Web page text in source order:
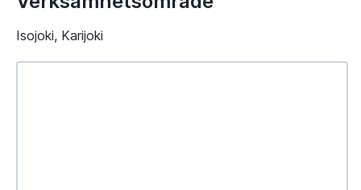
Isojoki, Karijoki